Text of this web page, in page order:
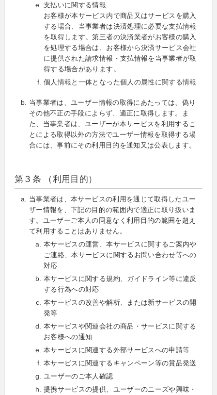
支払いに関する情報
お客様が本サービス内で商品又はサービスを購入
する場合、当事業者は決済処理に必要な支払情報
を取得します。第三者の決済業者がお客様の購入
を処理する場合は、お客様から決済サービス会社
に提供された請求情報・支払情報を当事業者が取
得する場合があります。
個人情報と一体となった個人の属性に関する情報
当事業者は、ユーザー情報の取得にあたっては、偽り
その他不正の手段によらず、適正に取得します。ま
た、当事業者は、ユーザーが本サービスを利用するこ
とによる取得以外の方法でユーザー情報を取得する場
合には、事前にその利用目的を通知又は公表します。
第３条 （利用目的）
当事業者は、本サービスの利用を通じて取得したユー
ザー情報を、下記の目的の範囲内で適正に取り扱いま
す。ユーザーご本人の同意なく利用目的の範囲を超え
て利用することはありません。
本サービスの運営、本サービスに関するご案内や
ご連絡、本サービスに関するお問い合わせ等への
対応
本サービスに関する規約、ガイドライン等に違反
する行為への対応
本サービスの改善や解析、または新サービスの開
発等
本サービスや関連会社の商品・サービスに関する
お客様への通知
本サービスに関連する外部サービスへの申請等
本サービスに関連するキャンペーン等の賞品発送
ユーザーのご本人確認
提携サービスの提供、ユーザーのニーズや興味・